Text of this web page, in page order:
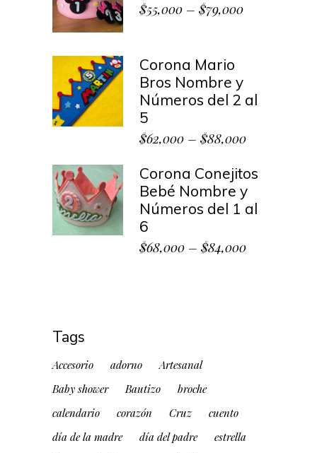
$55,000 – $79,000
Corona Mario
Bros Nombre y
Números del 2 al
5
$62,000 – $88,000
Corona Conejitos
Bebé Nombre y
Números del 1 al
6
$68,000 – $84,000
Tags
Accesorio adorno
Artesanal
Baby shower
Bautizo
broche
calendario
corazón Cruz
cuento
día de la madre
día del padre
estrella